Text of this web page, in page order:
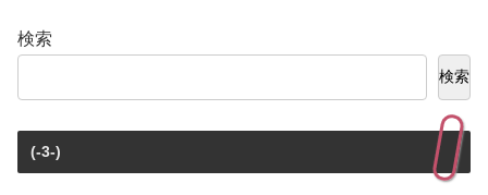
検索
検索
(-3-)